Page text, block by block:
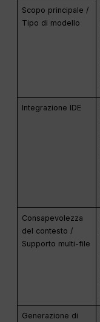
Scopo principale /
Tipo di modello
Integrazione IDE
Consapevolezza
del contesto /
Supporto multi-file
Generazione di